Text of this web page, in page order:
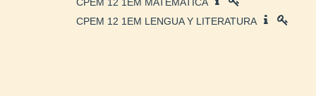
CPEM 12 1EM LENGUA Y LITERATURA